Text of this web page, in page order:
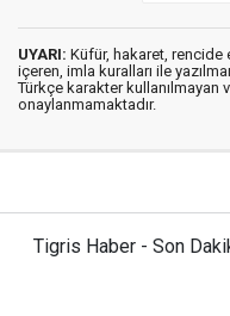
UYARI: Küfür, hakaret, rencide
içeren, imla kuralları ile
Türkçe karakter kullanılmayan
onaylanmamaktadır.
Tigris Haber - Son